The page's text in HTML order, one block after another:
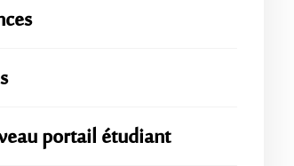
portail étudiant